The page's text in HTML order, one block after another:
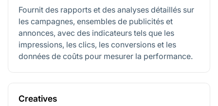
Fournit des rapports et des analyses détaillés sur
les campagnes, ensembles de publicités et
annonces, avec des indicateurs tels que les
impressions, les clics, les conversions et les
données de coûts pour mesurer la performance.
Creatives